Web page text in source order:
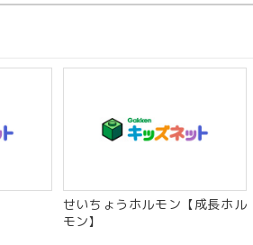
せいちょうホルモン【成長ホル
モン】